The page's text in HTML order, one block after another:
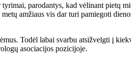
parodantys, kad vėlinant pietų
amžiaus vis dar turi pamiegoti
Todėl labai svarbu atsižvelgti į
asociacijos pozicijoje.